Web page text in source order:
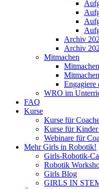
Archiv
Archiv
Mitmachen
WRO im
FAQ
Kurse
Kurse für
Kurse für
Webinare für
Mehr Girls in Robotik!
Girls-Robotik-
Robotik
Girls Blog
GIRLS IN